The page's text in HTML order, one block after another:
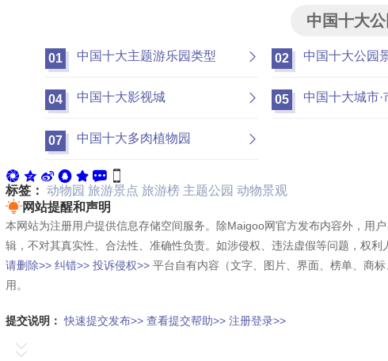
中国十大
01 中国十大主题游乐园类型 02 中国十大公园
04 中国十大影视城 05 中国十大城市·
07 中国十大多肉植物园
标签： 动物园 旅游景点 旅游榜 主题公园 动物景观
网站提醒和声明
本网站为注册用户提供信息存储空间服务。除Maigoo网官方发布内容外，用
辑，不对其真实性、合法性、准确性负责。如涉侵权、违法虚假等问题，权
请删除>> 纠错>> 投诉侵权>> 平台自有内容（文字、图片、界面、榜单、商
用。
提交说明： 快速提交发布>> 查看提交帮助>> 注册登录>>